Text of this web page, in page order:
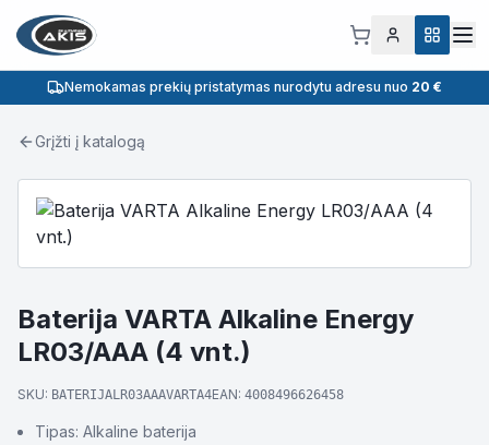
Nemokamas prekių pristatymas nurodytu adresu nuo 20 €
Grįžti į katalogą
Baterija VARTA Alkaline Energy
LR03/AAA (4 vnt.)
SKU: BATERIJALR03AAAVARTA4EAN: 4008496626458
Tipas: Alkaline baterija